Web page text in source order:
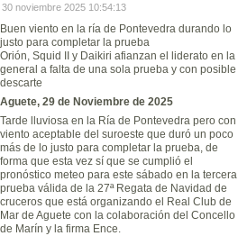
30 noviembre 2025 10:54:13
Buen viento en la ría de Pontevedra durando lo
justo para completar la prueba
Orión, Squid II y Daikiri afianzan el liderato en la
general a falta de una sola prueba y con posible
descarte
Aguete, 29 de Noviembre de 2025
Tarde lluviosa en la Ría de Pontevedra pero con
viento aceptable del suroeste que duró un poco
más de lo justo para completar la prueba, de
forma que esta vez sí que se cumplió el
pronóstico meteo para este sábado en la tercera
prueba válida de la 27ª Regata de Navidad de
cruceros que está organizando el Real Club de
Mar de Aguete con la colaboración del Concello
de Marín y la firma Ence.